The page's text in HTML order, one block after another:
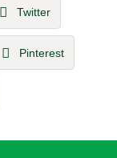
Twitter
Pinterest